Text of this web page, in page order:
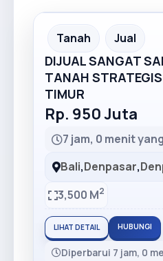
Recommended
Tanah Jual
DIJUAL SANGAT
TANAH
TIMUR
Rp. 950 Juta
7 jam, 0 menit
Bali,Denpasar,
3,500 M2
LIHAT DETAIL HUBUNGI
Diperbarui 7 jam, 0